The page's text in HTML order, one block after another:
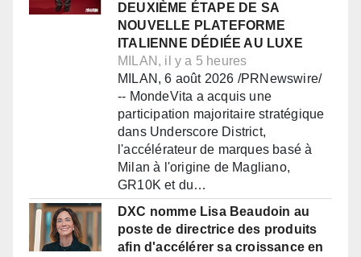
DEUXIÈME ÉTAPE DE SA
NOUVELLE PLATEFORME
ITALIENNE DÉDIÉE AU LUXE
MILAN, il y a 5 heures
MILAN, 6 août 2026 /PRNewswire/
-- MondeVita a acquis une
participation majoritaire stratégique
dans Underscore District,
l'accélérateur de marques basé à
Milan à l'origine de Magliano,
GR10K et du…
DXC nomme Lisa Beaudoin au
poste de directrice des produits
afin d'accélérer sa croissance en